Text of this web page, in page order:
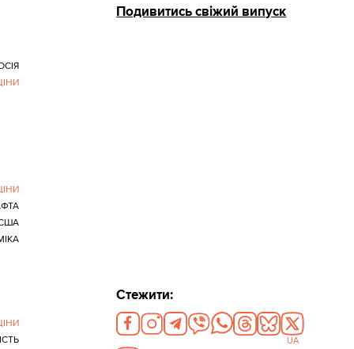
Подивитись свіжий випуск
Стежити:
UA